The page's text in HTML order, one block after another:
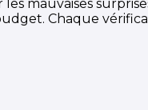
mauvaises
Chaque